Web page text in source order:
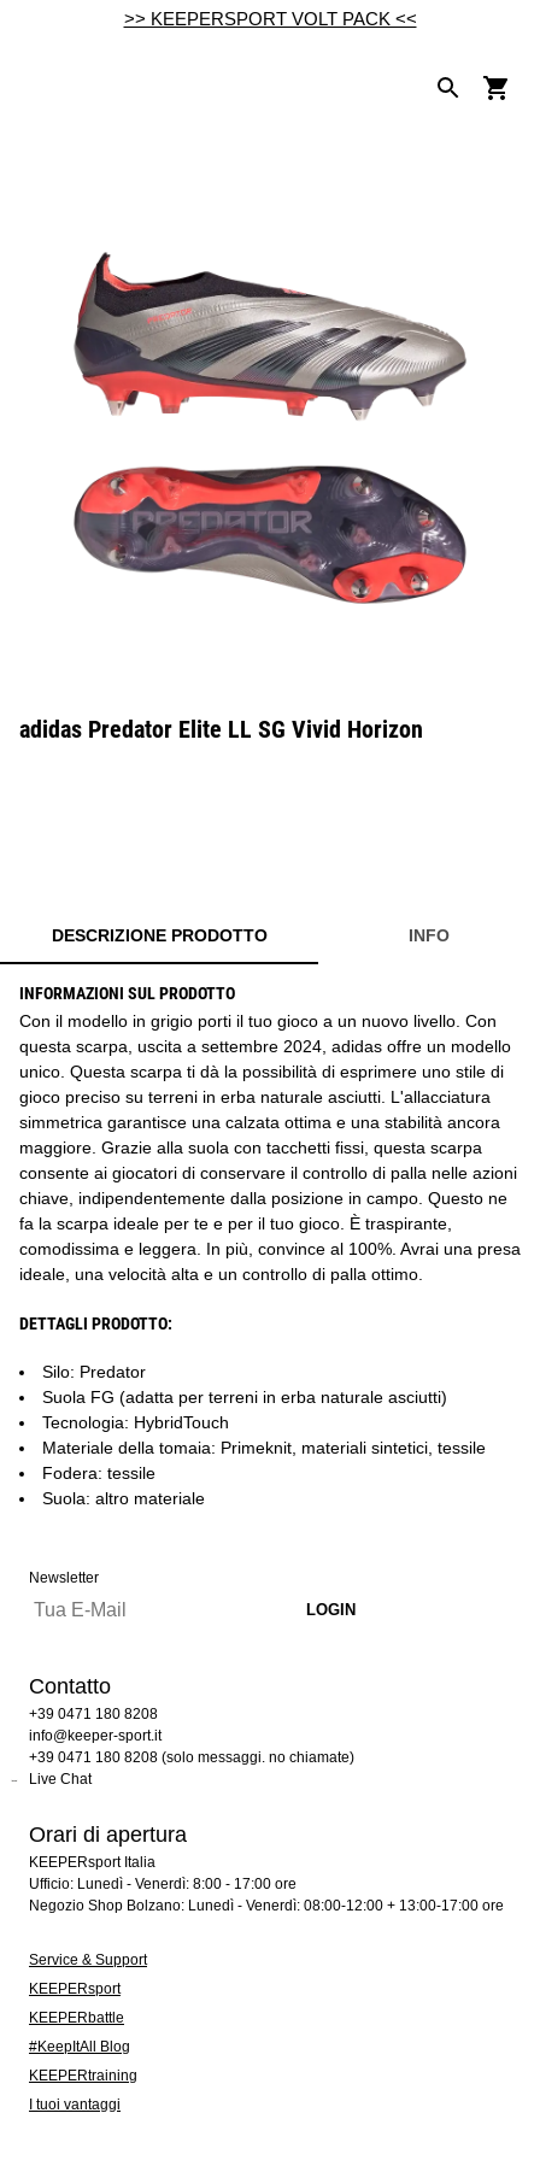
>> KEEPERSPORT VOLT PACK <<
adidas Predator Elite LL SG Vivid Horizon
DESCRIZIONE PRODOTTO INFO
INFORMAZIONI SUL PRODOTTO
Con il modello in grigio porti il tuo gioco a un nuovo livello. Con
questa scarpa, uscita a settembre 2024, adidas offre un modello
unico. Questa scarpa ti dà la possibilità di esprimere uno stile di
gioco preciso su terreni in erba naturale asciutti. L'allacciatura
simmetrica garantisce una calzata ottima e una stabilità ancora
maggiore. Grazie alla suola con tacchetti fissi, questa scarpa
consente ai giocatori di conservare il controllo di palla nelle azioni
chiave, indipendentemente dalla posizione in campo. Questo ne
fa la scarpa ideale per te e per il tuo gioco. È traspirante,
comodissima e leggera. In più, convince al 100%. Avrai una presa
ideale, una velocità alta e un controllo di palla ottimo.
DETTAGLI PRODOTTO:
Silo: Predator
Suola FG (adatta per terreni in erba naturale asciutti)
Tecnologia: HybridTouch
Materiale della tomaia: Primeknit, materiali sintetici, tessile
Fodera: tessile
Suola: altro materiale
Newsletter
Contatto
+39 0471 180 8208
info@keeper-sport.it
+39 0471 180 8208 (solo messaggi. no chiamate)
Live Chat
Orari di apertura
KEEPERsport Italia
Ufficio: Lunedì - Venerdì: 8:00 - 17:00 ore
Negozio Shop Bolzano: Lunedì - Venerdì: 08:00-12:00 + 13:00-17:00 ore
Service & Support
KEEPERsport
KEEPERbattle
#KeepItAll Blog
KEEPERtraining
I tuoi vantaggi